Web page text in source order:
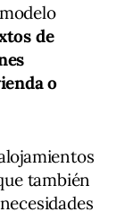
de
o
también